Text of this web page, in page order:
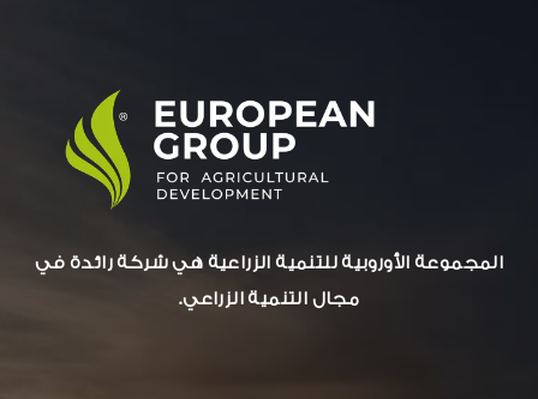
المجموعة الأوروبية للتنمية الزراعية هي شركة رائدة في
مجال التنمية الزراعي.